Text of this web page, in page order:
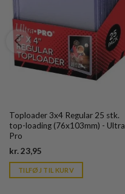
Toploader 3x4 Regular 25 stk.
top-loading (76x103mm) - Ultra
Pro
kr.23,95
is:
kr. 39,95.
TILFØJ TIL KURV